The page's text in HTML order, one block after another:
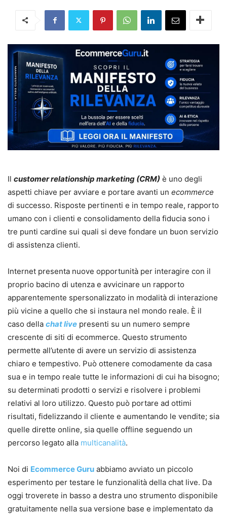
Il customer relationship marketing (CRM) è uno degli
aspetti chiave per avviare e portare avanti un ecommerce
di successo. Risposte pertinenti e in tempo reale, rapporto
umano con i clienti e consolidamento della fiducia sono i
tre punti cardine sui quali si deve fondare un buon servizio
di assistenza clienti.
Internet presenta nuove opportunità per interagire con il
proprio bacino di utenza e avvicinare un rapporto
apparentemente spersonalizzato in modalità di interazione
più vicine a quello che si instaura nel mondo reale. È il
caso della chat live presenti su un numero sempre
crescente di siti di ecommerce. Questo strumento
permette all’utente di avere un servizio di assistenza
chiaro e tempestivo. Può ottenere comodamente da casa
sua e in tempo reale tutte le informazioni di cui ha bisogno;
su determinati prodotti o servizi e risolvere i problemi
relativi al loro utilizzo. Questo può portare ad ottimi
risultati, fidelizzando il cliente e aumentando le vendite; sia
quelle dirette online, sia quelle offline seguendo un
percorso legato alla multicanalità.
Noi di Ecommerce Guru abbiamo avviato un piccolo
esperimento per testare le funzionalità della chat live. Da
oggi troverete in basso a destra uno strumento disponibile
gratuitamente nella sua versione base e implementato da